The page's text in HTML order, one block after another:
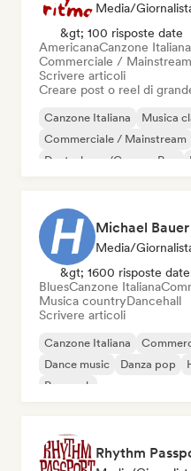
Media/
&gt; 100 risposte date
AmericanaCanzone Italiana
Commerciale / Mainstream
Scrivere articoli
Creare post o reel di
Canzone Italiana
Musica
Commerciale / Mainstream
Deutschpop/German Pop
Michael Bauer
Media/
&gt; 1600 risposte date
BluesCanzone Italiana
Musica countryDancehall
Scrivere articoli
Canzone Italiana
Dance music
Danza pop
Pop rock
Rhythm